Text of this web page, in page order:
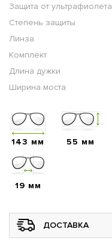
Защита от ультрафиолета
Степень защиты
Линза
Комплект
Длина дужки
Ширина моста
143 мм 55 мм
19 мм
ДОСТАВКА